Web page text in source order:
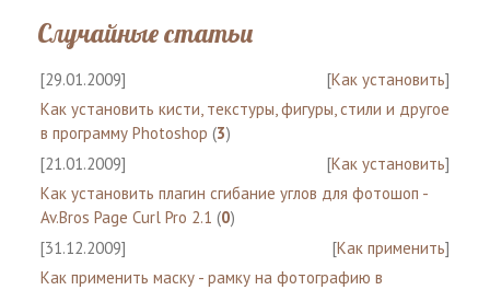
Случайные статьи
[29.01.2009] [Как установить]
Как установить кисти, текстуры, фигуры, стили и другое
в программу Photoshop (3)
[21.01.2009]
[Как установить]
Как установить плагин сгибание углов для фотошоп -
Av.Bros Page Curl Pro 2.1 (0)
[31.12.2009]
[Как применить]
Как применить маску - рамку на фотографию в